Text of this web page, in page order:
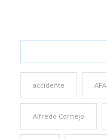
accidente AFA
Alfredo Cornejo